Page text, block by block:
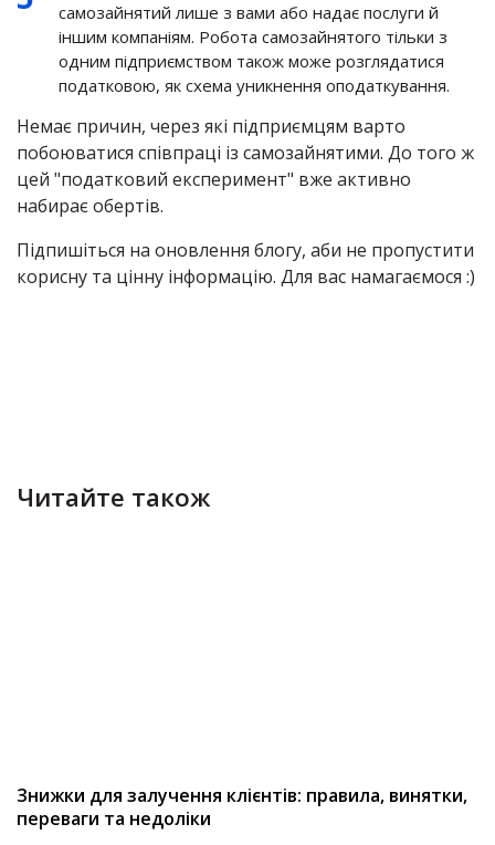
самозайнятий лише з вами або надає послуги й
іншим компаніям. Робота самозайнятого тільки з
одним підприємством також може розглядатися
податковою, як схема уникнення оподаткування.
Немає причин, через які підприємцям варто
побоюватися співпраці із самозайнятими. До того ж
цей "податковий експеримент" вже активно
набирає обертів.
Підпишіться на оновлення блогу, аби не пропустити
корисну та цінну інформацію. Для вас намагаємося :)
Читайте також
Знижки для залучення клієнтів: правила, винятки,
переваги та недоліки